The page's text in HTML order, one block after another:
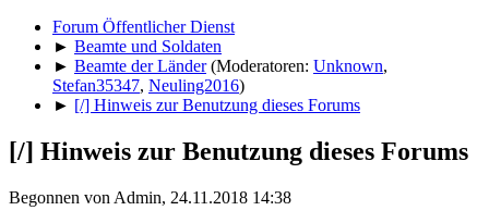
Forum Öffentlicher Dienst
► Beamte und Soldaten
► Beamte der Länder (Moderatoren: Unknown,
Stefan35347, Neuling2016)
► [/] Hinweis zur Benutzung dieses Forums
[/] Hinweis zur Benutzung dieses Forums
Begonnen von Admin, 24.11.2018 14:38